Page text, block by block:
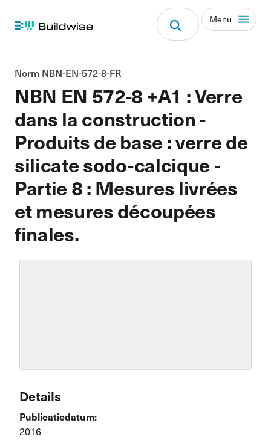
Menu
NBN EN 572-8 +A1 : Verre
dans la construction -
Produits de base : verre de
silicate sodo-calcique -
Partie 8 : Mesures livrées
et mesures découpées
finales.
Norm NBN-EN-572-8-FR
Details
Publicatiedatum:
2016